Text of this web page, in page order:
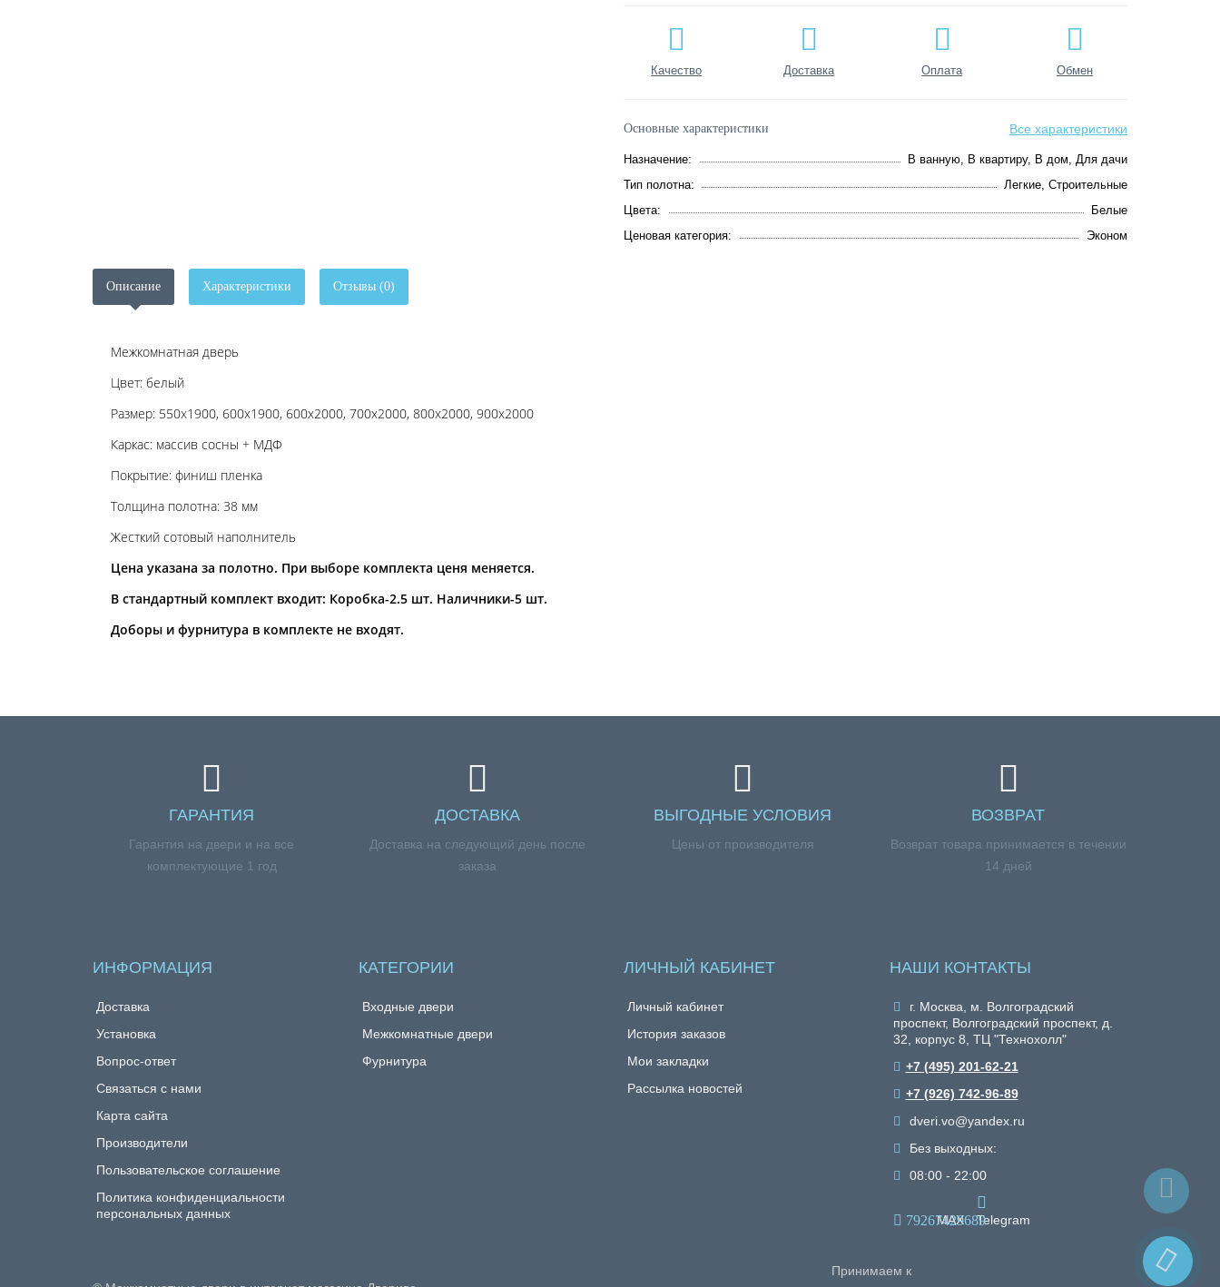
Качество Доставка Оплата Обмен
Основные характеристики Все характеристики
Назначение:
В ванную, В квартиру, В дом, Для дачи
Тип полотна:
Легкие, Строительные
Цвета:
Белые
Ценовая категория:
Эконом
Описание Характеристики Отзывы (0)
Межкомнатная дверь
Цвет: белый
Размер: 550x1900, 600x1900, 600x2000, 700x2000, 800x2000, 900x2000
Каркас: массив сосны + МДФ
Покрытие: финиш пленка
Толщина полотна: 38 мм
Жесткий сотовый наполнитель
Цена указана за полотно. При выборе комплекта ценя меняется.
В стандартный комплект входит: Коробка-2.5 шт. Наличники-5 шт.
Доборы и фурнитура в комплекте не входят.
ГАРАНТИЯ
Гарантия на двери и на все
комплектующие 1 год
ДОСТАВКА
Доставка на следующий день после
заказа
ВЫГОДНЫЕ УСЛОВИЯ
Цены от производителя
ВОЗВРАТ
Возврат товара принимается в течении
14 дней
ИНФОРМАЦИЯ
Доставка
Установка
Вопрос-ответ
Связаться с нами
Карта сайта
Производители
Пользовательское соглашение
Политика конфиденциальности
персональных данных
КАТЕГОРИИ
Входные двери
Межкомнатные двери
Фурнитура
ЛИЧНЫЙ КАБИНЕТ
Личный кабинет
История заказов
Мои закладки
Рассылка новостей
НАШИ КОНТАКТЫ
г. Москва, м. Волгоградский
проспект, Волгоградский проспект, д.
32, корпус 8, ТЦ "Технохолл"
+7 (495) 201-62-21
+7 (926) 742-96-89
dveri.vo@yandex.ru
Без выходных:
08:00 - 22:00
79267429689
MAX Telegram
Принимаем к